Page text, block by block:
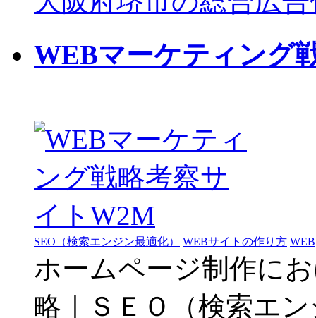
WEBマーケティング
SEO（検索エンジン最適化） WEBサイトの作り方 WEB
ホームページ制作に
略｜ＳＥＯ（検索エ